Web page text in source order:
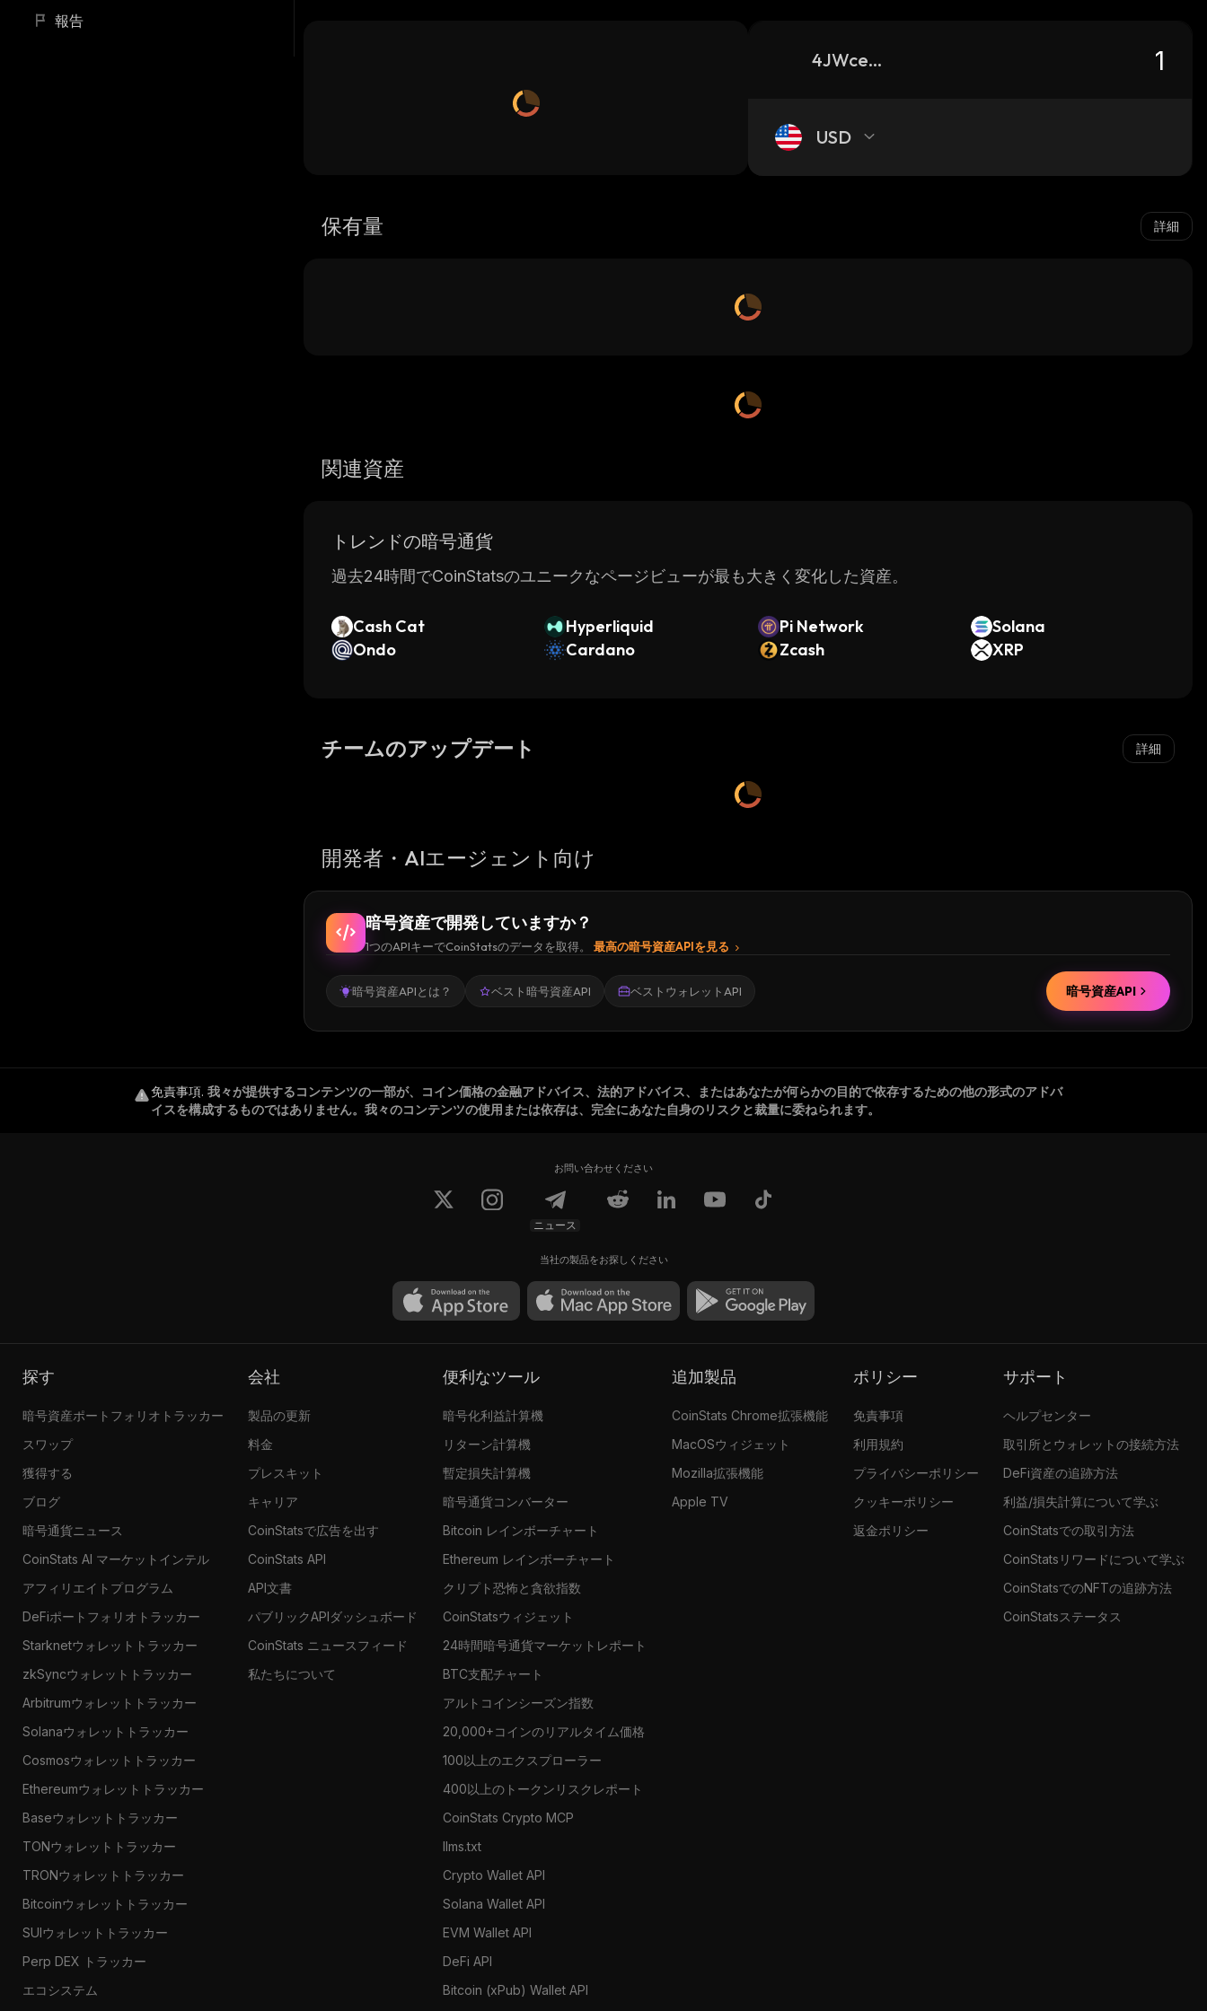
報告
4JWcerpXDic8WJNnFSgDaw2vSckj6HQHP4XLq4kqpump_solana
USD
保有量 詳細
関連資産
トレンドの暗号通貨
過去24時間でCoinStatsのユニークなページビューが最も大きく変化した資産。
Cash Cat Hyperliquid Pi Network
Solana
Ondo
Cardano Zcash XRP
チームのアップデート 詳細
開発者・AIエージェント向け
暗号資産で開発していますか？
1つのAPIキーでCoinStatsのデータを取得。 最高の暗号資産APIを見る
暗号資産APIとは？ ベスト暗号資産API ベストウォレットAPI 暗号資産API
免責事項. 我々が提供するコンテンツの一部が、コイン価格の金融アドバイス、法的アドバイス、またはあなたが何らかの目的で依存するための他の形式のアドバ
イスを構成するものではありません。我々のコンテンツの使用または依存は、完全にあなた自身のリスクと裁量に委ねられます。
お問い合わせください
ニュース
当社の製品をお探しください
探す
暗号資産ポートフォリオトラッカー
スワップ
獲得する
ブログ
暗号通貨ニュース
CoinStats AI マーケットインテル
アフィリエイトプログラム
DeFiポートフォリオトラッカー
Starknetウォレットトラッカー
zkSyncウォレットトラッカー
Arbitrumウォレットトラッカー
Solanaウォレットトラッカー
Cosmosウォレットトラッカー
Ethereumウォレットトラッカー
Baseウォレットトラッカー
TONウォレットトラッカー
TRONウォレットトラッカー
Bitcoinウォレットトラッカー
SUIウォレットトラッカー
Perp DEX トラッカー
エコシステム
会社
製品の更新
料金
プレスキット
キャリア
CoinStatsで広告を出す
CoinStats API
API文書
パブリックAPIダッシュボード
CoinStats ニュースフィード
私たちについて
便利なツール
暗号化利益計算機
リターン計算機
暫定損失計算機
暗号通貨コンバーター
Bitcoin レインボーチャート
Ethereum レインボーチャート
クリプト恐怖と貪欲指数
CoinStatsウィジェット
24時間暗号通貨マーケットレポート
BTC支配チャート
アルトコインシーズン指数
20,000+コインのリアルタイム価格
100以上のエクスプローラー
400以上のトークンリスクレポート
CoinStats Crypto MCP
llms.txt
Crypto Wallet API
Solana Wallet API
EVM Wallet API
DeFi API
Bitcoin (xPub) Wallet API
追加製品
CoinStats Chrome拡張機能
MacOSウィジェット
Mozilla拡張機能
Apple TV
ポリシー
免責事項
利用規約
プライバシーポリシー
クッキーポリシー
返金ポリシー
サポート
ヘルプセンター
取引所とウォレットの接続方法
DeFi資産の追跡方法
利益/損失計算について学ぶ
CoinStatsでの取引方法
CoinStatsリワードについて学ぶ
CoinStatsでのNFTの追跡方法
CoinStatsステータス